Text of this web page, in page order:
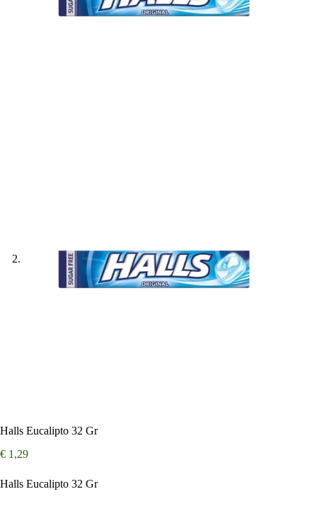
Halls Eucalipto 32 Gr
€ 1,29
Halls Eucalipto 32 Gr